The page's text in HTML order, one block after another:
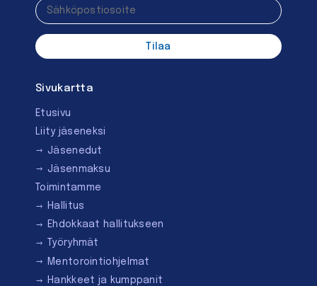
Sivukartta
Etusivu
Liity jäseneksi
Jäsenedut
Jäsenmaksu
Toimintamme
Hallitus
Ehdokkaat hallitukseen
Työryhmät
Mentorointi­ohjelmat
Hankkeet ja kumppanit